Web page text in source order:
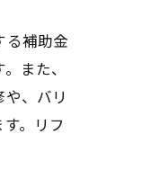
る補助金
また、
、バリ
。リフ